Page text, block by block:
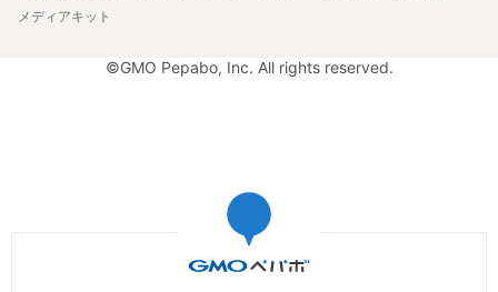
メディアキット
©GMO Pepabo, Inc. All rights reserved.